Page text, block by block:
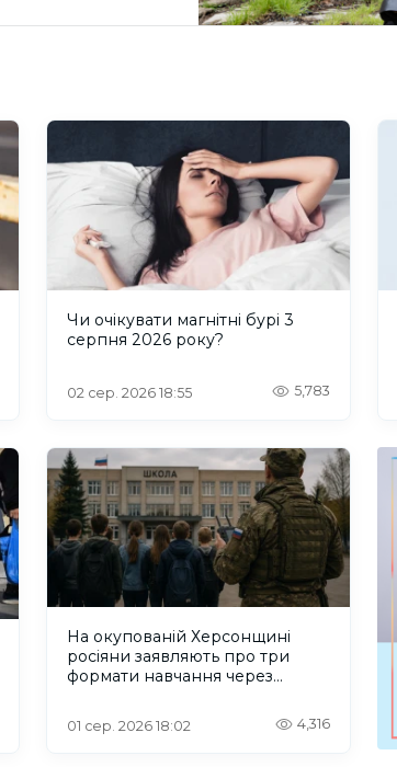
Чи очікувати магнітні бурі 3
серпня 2026 року?
02 сер. 2026 18:55 5,783
На окупованій Херсонщині
росіяни заявляють про три
формати навчання через
01 сер. 2026 18:02 4,316